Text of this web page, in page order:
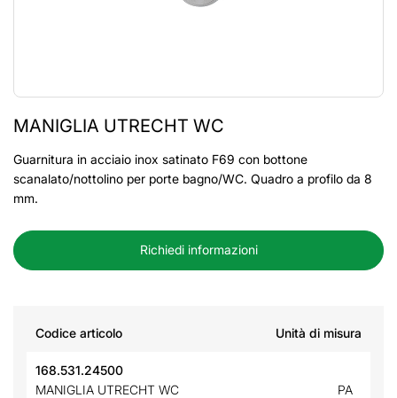
MANIGLIA UTRECHT WC
Guarnitura in acciaio inox satinato F69 con bottone
scanalato/nottolino per porte bagno/WC. Quadro a profilo da 8
mm.
Richiedi informazioni
Codice articolo Unità di misura
168.531.24500
MANIGLIA UTRECHT WC
PA